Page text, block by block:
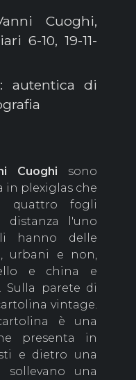
Cuoghi,
6-10, 19-11-
autentica di
Cuoghi sono
in plexiglas che
quattro fogli
distanza l'uno
hanno delle
urbani e non,
e china e
parete di
vintage.
è una
presenta in
e dietro una
una